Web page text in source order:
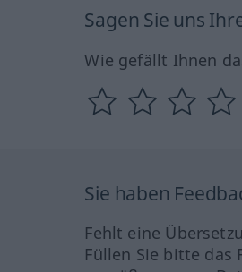
Sagen Sie uns
Wie gefällt Ihnen
Sie haben
Fehlt eine
Füllen Sie bitte das